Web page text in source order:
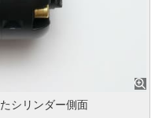
シリンダー側面